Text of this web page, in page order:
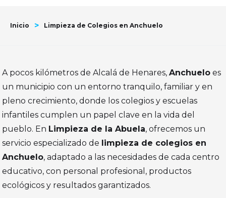
Inicio > Limpieza de Colegios en Anchuelo
A pocos kilómetros de Alcalá de Henares,Anchuelo es
un municipio con un entorno tranquilo, familiar y en
pleno crecimiento, donde los colegios y escuelas
infantiles cumplen un papel clave en la vida del
pueblo. En Limpieza de la Abuela, ofrecemos un
servicio especializado de limpieza de colegios en
Anchuelo, adaptado a las necesidades de cada centro
educativo, con personal profesional, productos
ecológicos y resultados garantizados.